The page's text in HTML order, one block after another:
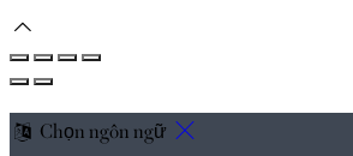
Chọn ngôn ngữ